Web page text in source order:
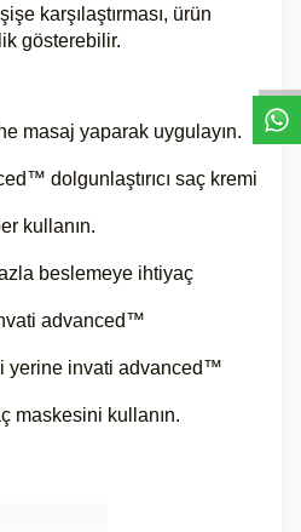
karşılaştırması, ürün
gösterebilir.
masaj yaparak uygulayın.
dolgunlaştırıcı saç kremi
kullanın.
beslemeye ihtiyaç
advanced™
yerine invati advanced™
maskesini kullanın.